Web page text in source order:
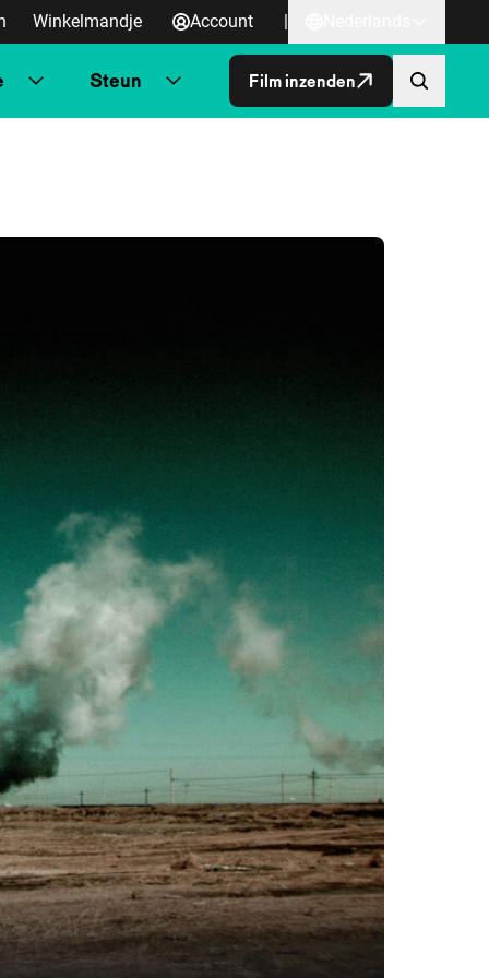
Winkelmandje Account |
Steun Film inzenden